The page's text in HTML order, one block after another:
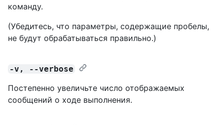
команду.
(Убедитесь, что параметры, содержащие пробелы,
не будут обрабатываться правильно.)
-v, --verbose
Постепенно увеличьте число отображаемых
сообщений о ходе выполнения.